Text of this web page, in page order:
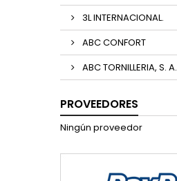
3L INTERNACIONAL.
ABC CONFORT
ABC TORNILLERIA, S. A.
PROVEEDORES
Ningún proveedor